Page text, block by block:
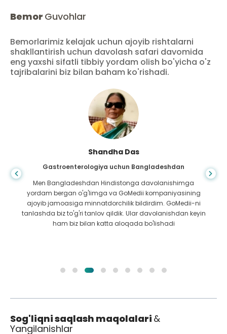
Bemor Guvohlar
Bemorlarimiz kelajak uchun ajoyib rishtalarni
shakllantirish uchun davolash safari davomida
eng yaxshi sifatli tibbiy yordam olish bo'yicha o'z
tajribalarini biz bilan baham ko'rishadi.
Shandha Das
Gastroenterologiya uchun Bangladeshdan
Men Bangladeshdan Hindistonga davolanishimga
yordam bergan o'g'limga va GoMedii kompaniyasining
ajoyib jamoasiga minnatdorchilik bildirdim. GoMedii-ni
tanlashda biz to'g'ri tanlov qildik. Ular davolanishdan keyin
ham biz bilan katta aloqada bo'lishadi
Sog'liqni saqlash maqolalari &
Yangilanishlar